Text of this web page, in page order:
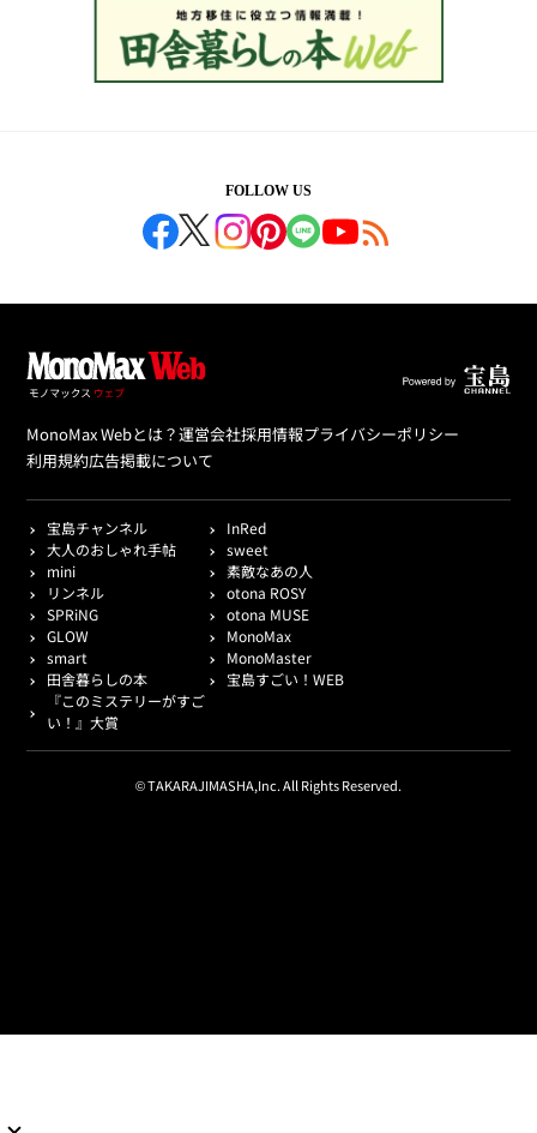
FOLLOW US
MonoMax Webとは？運営会社採用情報プライバシーポリシー
利用規約広告掲載について
宝島チャンネル
InRed
大人のおしゃれ手帖
sweet
mini
素敵なあの人
リンネル
otona ROSY
SPRiNG
otona MUSE
GLOW
MonoMax
smart
MonoMaster
田舎暮らしの本
宝島すごい！WEB
『このミステリーがすご
い！』大賞
© TAKARAJIMASHA,Inc. All Rights Reserved.